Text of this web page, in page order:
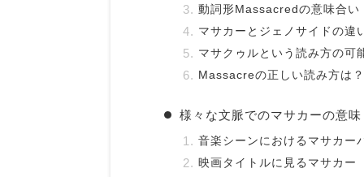
動詞形Massacredの意味合い
マサカーとジェノサイドの違
マサクゥルという読み方の可
Massacreの正しい読み方は？
様々な文脈でのマサカーの意味
音楽シーンにおけるマサカー
映画タイトルに見るマサカー